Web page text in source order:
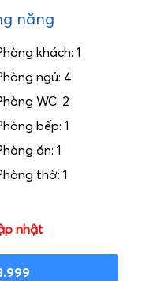
năng
khách: 1
ngủ: 4
WC: 2
bếp: 1
ăn: 1
thờ: 1
nhật